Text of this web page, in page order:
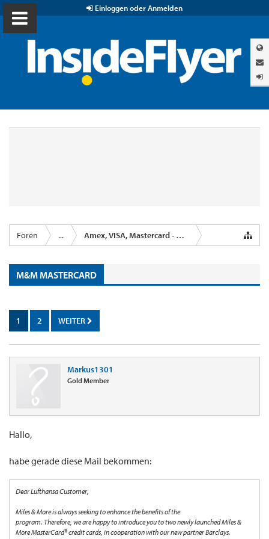
Einloggen oder Anmelden
Foren ... Amex, VISA, Mastercard - Kreditkartenanbieter
M&M MASTERCARD
1 2 WEITER
Markus1301
Gold Member
Hallo,
habe gerade diese Mail bekommen:
Dear Lufthansa Customer,
Miles & More is always seeking to enhance the benefits of the
program. Therefore, we are happy to introduce you to two newly launched Miles &
More MasterCard® credit cards, in cooperation with our new partner Barclays.